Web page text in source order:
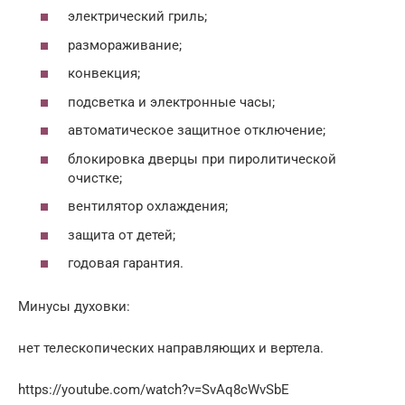
электрический гриль;
размораживание;
конвекция;
подсветка и электронные часы;
автоматическое защитное отключение;
блокировка дверцы при пиролитической
очистке;
вентилятор охлаждения;
защита от детей;
годовая гарантия.
Минусы духовки:
нет телескопических направляющих и вертела.
https://youtube.com/watch?v=SvAq8cWvSbE